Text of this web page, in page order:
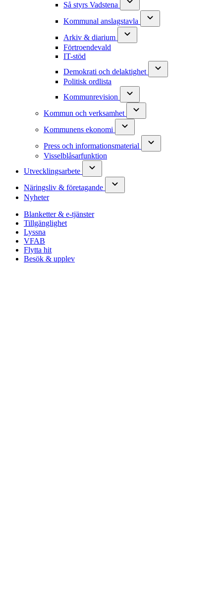
Så styrs Vadstena
Kommunal anslagstavla
Arkiv & diarium
Förtroendevald
IT-stöd
Demokrati och delaktighet
Politisk ordlista
Kommunrevision
Kommun och verksamhet
Kommunens ekonomi
Press och informationsmaterial
Visselblåsarfunktion
Utvecklingsarbete
Näringsliv & företagande
Nyheter
Blanketter & e-tjänster
Tillgänglighet
Lyssna
VFAB
Flytta hit
Besök & upplev